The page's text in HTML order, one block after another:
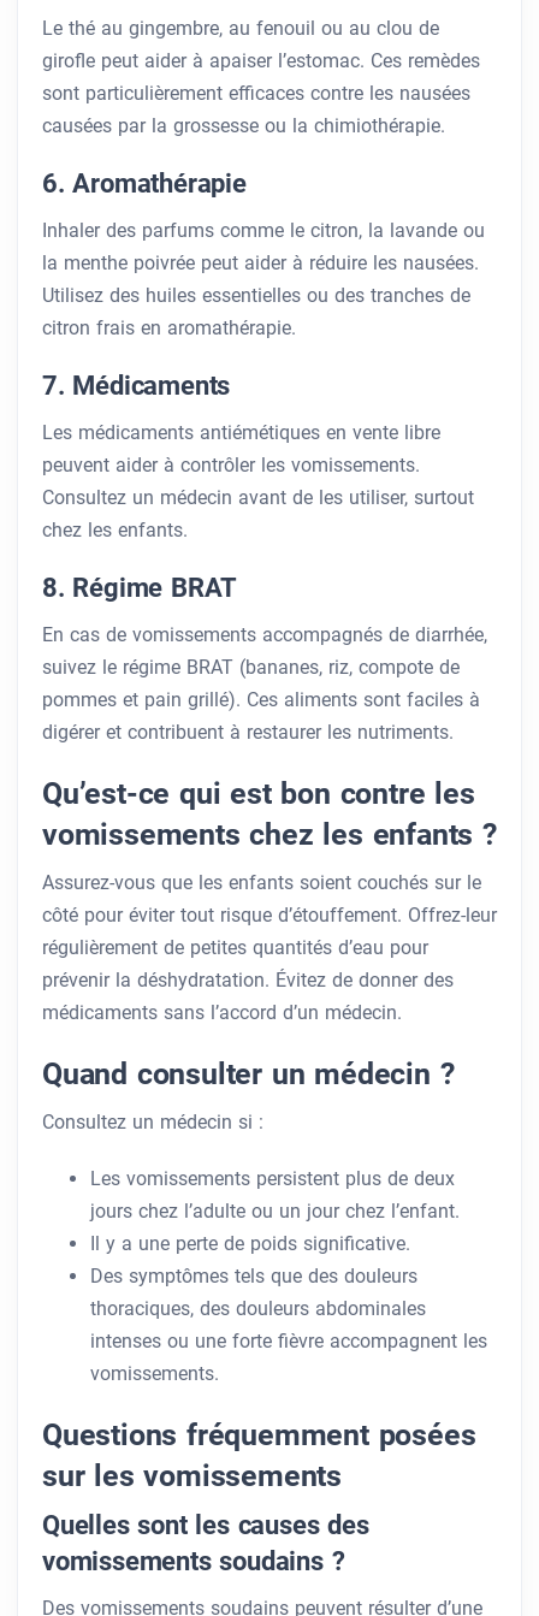
Le thé au gingembre, au fenouil ou au clou de
girofle peut aider à apaiser l’estomac. Ces remèdes
sont particulièrement efficaces contre les nausées
causées par la grossesse ou la chimiothérapie.
6. Aromathérapie
Inhaler des parfums comme le citron, la lavande ou
la menthe poivrée peut aider à réduire les nausées.
Utilisez des huiles essentielles ou des tranches de
citron frais en aromathérapie.
7. Médicaments
Les médicaments antiémétiques en vente libre
peuvent aider à contrôler les vomissements.
Consultez un médecin avant de les utiliser, surtout
chez les enfants.
8. Régime BRAT
En cas de vomissements accompagnés de diarrhée,
suivez le régime BRAT (bananes, riz, compote de
pommes et pain grillé). Ces aliments sont faciles à
digérer et contribuent à restaurer les nutriments.
Qu’est-ce qui est bon contre les
vomissements chez les enfants ?
Assurez-vous que les enfants soient couchés sur le
côté pour éviter tout risque d’étouffement. Offrez-leur
régulièrement de petites quantités d’eau pour
prévenir la déshydratation. Évitez de donner des
médicaments sans l’accord d’un médecin.
Quand consulter un médecin ?
Consultez un médecin si :
Les vomissements persistent plus de deux
jours chez l’adulte ou un jour chez l’enfant.
Il y a une perte de poids significative.
Des symptômes tels que des douleurs
thoraciques, des douleurs abdominales
intenses ou une forte fièvre accompagnent les
vomissements.
Questions fréquemment posées
sur les vomissements
Quelles sont les causes des
vomissements soudains ?
Des vomissements soudains peuvent résulter d’une